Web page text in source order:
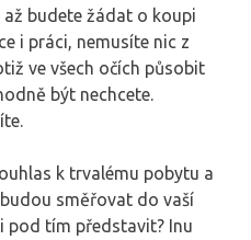
budete žádat o koupi
i práci, nemusíte nic z
ve všech očích působit
být nechcete.
k trvalému pobytu a
směřovat do vaší
pod tím představit? Inu